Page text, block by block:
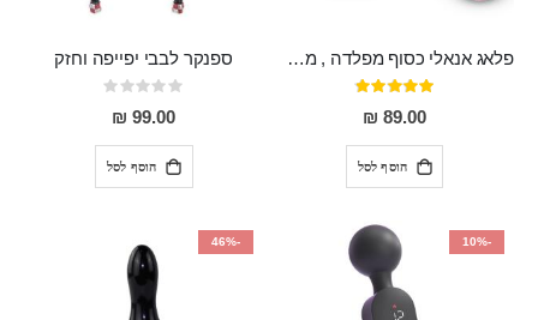
פלאג אנאלי כסוף מפלדה , מתאים ללבישה מתחת לבגדים, בגודל 7.3 על 2.8 ס"מ
דירוג:
97%
89.00 ₪
הוסף לסל
ספנקר לבבי יפייפה וחזק
Rating:
0%
99.00 ₪
הוסף לסל
-10%
-46%